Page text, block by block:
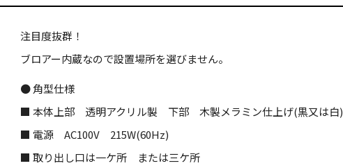
注目度抜群！
ブロアー内蔵なので設置場所を選びません。
● 角型仕様
■ 本体上部 透明アクリル製 下部 木製メラミン仕上げ(黒又は白)
■ 電源 AC100V 215W(60Hz)
■ 取り出し口は一ケ所 または三ケ所